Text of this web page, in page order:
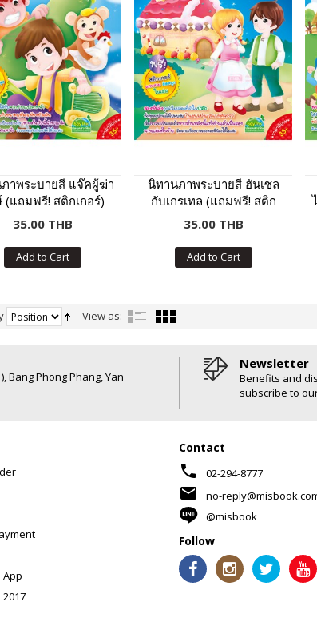
าพระบายสี แจ๊คผู้ฆ่า
(แถมฟรี! สติกเกอร์)
35.00 THB
Add to Cart
นิทานภาพระบายสี ฮันเซล
กับเกรเทล (แถมฟรี! สติก
เกอร์)
35.00 THB
Add to Cart
View as:
Bang Phong Phang, Yan
Newsletter
Benefits and
subscribe to
Contact
phone 02-294-8777
mail
no-
@misbook
Follow